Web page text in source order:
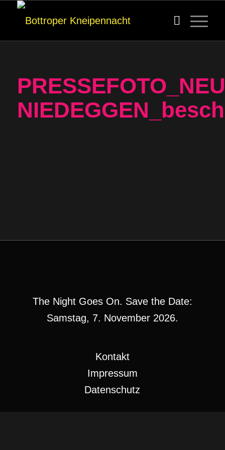
The Night Goes On. Save the Date:
Samstag, 7. November 2026.
Kontakt
Impressum
Datenschutz